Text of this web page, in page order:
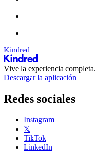
Kindred
Vive la experiencia completa.
Descargar la aplicación
Redes sociales
Instagram
𝕏
TikTok
LinkedIn